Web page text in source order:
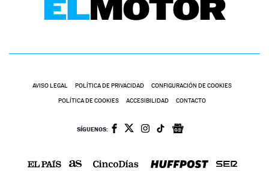
AVISO LEGAL POLÍTICA DE PRIVACIDAD CONFIGURACIÓN DE COOKIES
POLÍTICA DE COOKIES ACCESIBILIDAD CONTACTO
SÍGUENOS: